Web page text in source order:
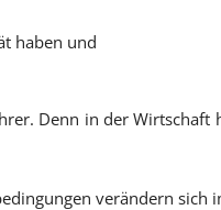
haben und
Denn in der Wirtschaft
verändern sich